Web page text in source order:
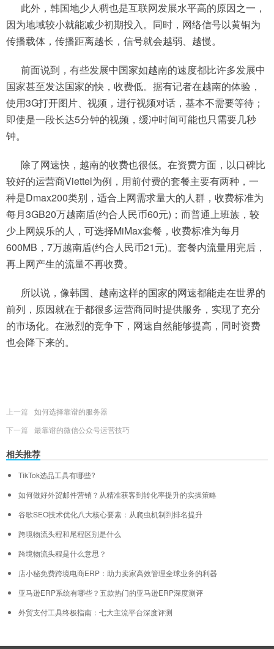
此外，韩国地少人稠也是互联网发展水平高的原因之一，
因为地域较小就能减少初期投入。同时，网络信号以黄铜为
传播载体，传播距离越长，信号就会越弱、越慢。
前面说到，有些发展中国家如越南的速度都比许多发展中
国家甚至发达国家的快，收费低。据有记者在越南的体验，
使用3G打开图片、视频，进行视频对话，基本不需要等待；
即使是一段长达5分钟的视频，缓冲时间可能也只需要几秒
钟。
除了网速快，越南的收费也很低。在资费方面，以口碑比
较好的运营商Viettel为例，用前付费的套餐主要有两种，一
种是Dmax200类别，适合上网需求量大的人群，收费标准为
每月3GB20万越南盾(约合人民币60元)；而普通上班族，较
少上网娱乐的人，可选择MiMax套餐，收费标准为每月
600MB，7万越南盾(约合人民币21元)。套餐内流量用完后，
再上网产生的流量不再收费。
所以说，像韩国、越南这样的国家的网速都能走在世界的
前列，原因就在于都很多运营商同时提供服务，实现了充分
的市场化。在激烈的竞争下，网速自然能够提高，同时资费
也会降下来的。
上一篇
如何选择靠谱的服务器
下一篇
最靠谱的微信公众号运营技巧
相关推荐
TikTok选品工具有哪些?
如何做好外贸邮件营销？从精准获客到转化率提升的实操策略
谷歌SEO技术优化八大核心要素：从爬虫机制到排名提升
跨境物流头程和尾程区别是什么
跨境物流头程是什么意思？
店小秘免费跨境电商ERP：助力卖家高效管理全球业务的利器
亚马逊ERP系统有哪些？五款热门的亚马逊ERP深度测评
外贸支付工具终极指南：七大主流平台深度评测